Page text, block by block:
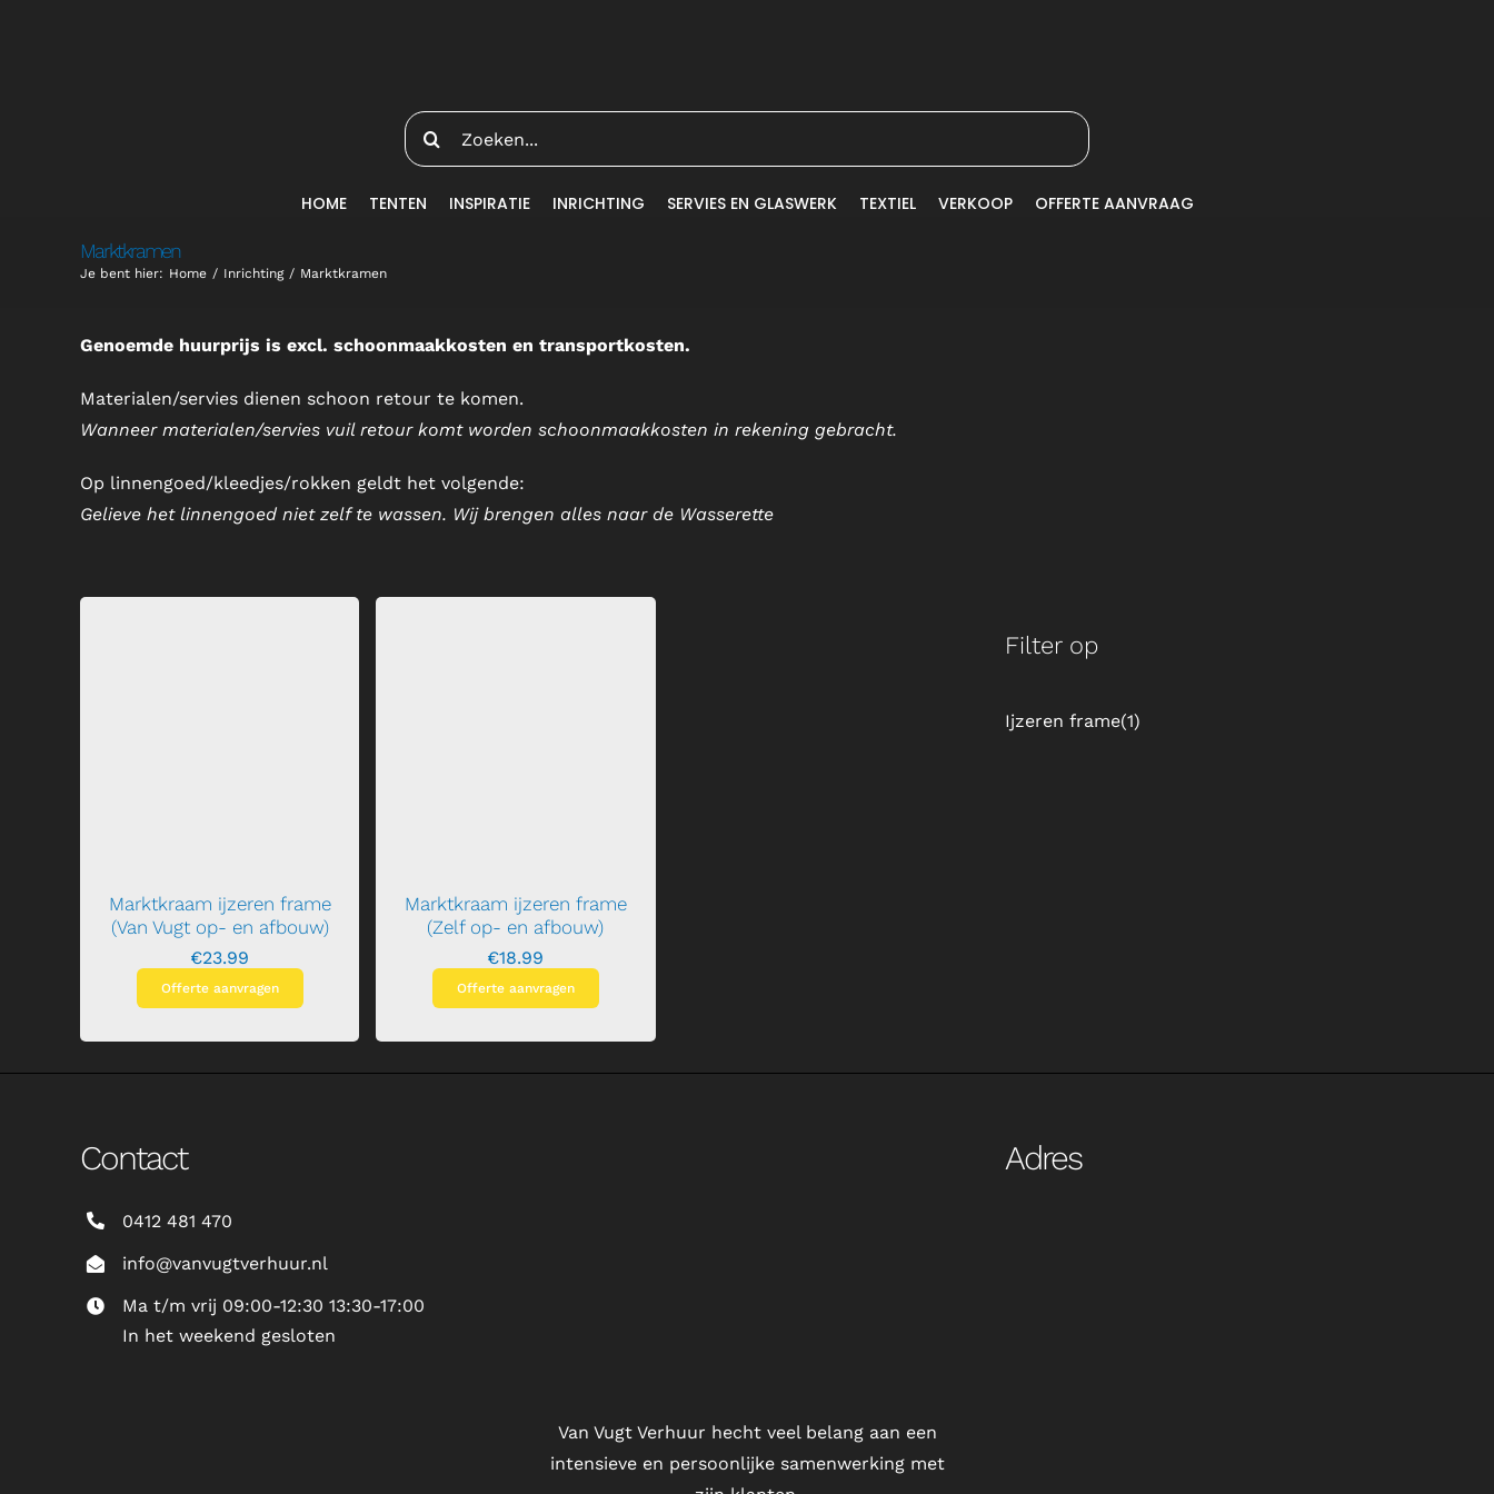
Zoeken
naar:
HOME TENTEN INSPIRATIE INRICHTING SERVIES EN GLASWERK TEXTIEL VERKOOP OFFERTE AANVRAAG
Marktkramen
Je bent hier: Home Inrichting Marktkramen
Genoemde huurprijs is excl. schoonmaakkosten en transportkosten.
Materialen/servies dienen schoon retour te komen.
Wanneer materialen/servies vuil retour komt worden schoonmaakkosten in rekening gebracht.
Op linnengoed/kleedjes/rokken geldt het volgende:
Gelieve het linnengoed niet zelf te wassen. Wij brengen alles naar de Wasserette
Marktkraam ijzeren frame
(Van Vugt op- en afbouw)
€23.99
Offerte aanvragen
Marktkraam ijzeren frame
(Zelf op- en afbouw)
€18.99
Offerte aanvragen
Filter op
Ijzeren frame(1)
Contact
0412 481 470
info@vanvugtverhuur.nl
Ma t/m vrij 09:00-12:30 13:30-17:00
In het weekend gesloten
Van Vugt Verhuur hecht veel belang aan een
intensieve en persoonlijke samenwerking met
Adres